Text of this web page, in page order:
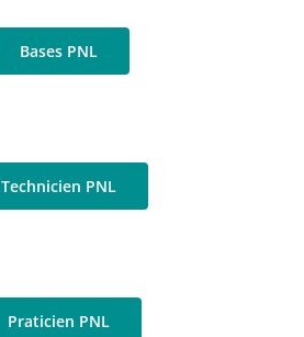
Bases PNL
Technicien PNL
Praticien PNL